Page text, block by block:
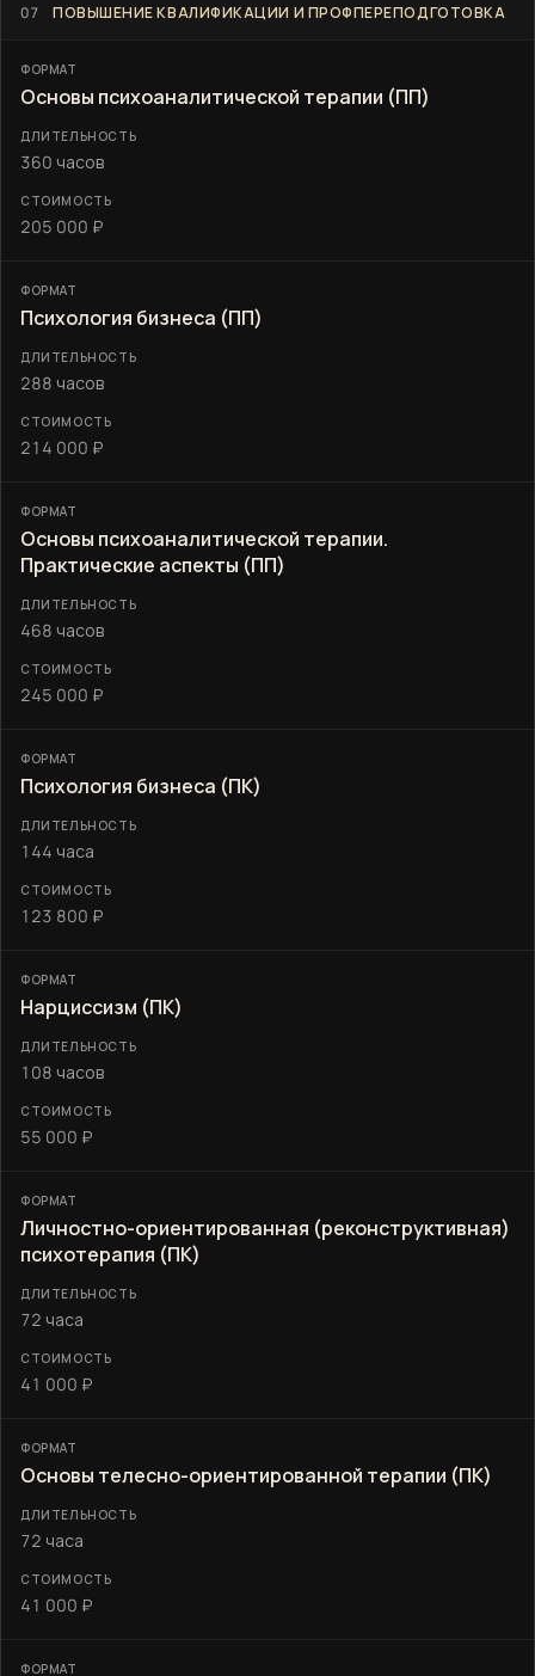
07 ПОВЫШЕНИЕ КВАЛИФИКАЦИИ И ПРОФПЕРЕПОДГОТОВКА
Основы психоаналитической терапии (ПП)
360 часов
205 000 ₽
Психология бизнеса (ПП)
288 часов
214 000 ₽
Основы психоаналитической терапии.
Практические аспекты (ПП)
468 часов
245 000 ₽
Психология бизнеса (ПК)
144 часа
123 800 ₽
Нарциссизм (ПК)
108 часов
55 000 ₽
Личностно-ориентированная (реконструктивная)
психотерапия (ПК)
72 часа
41 000 ₽
Основы телесно-ориентированной терапии (ПК)
72 часа
41 000 ₽